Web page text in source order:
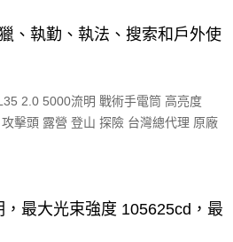
、執勤、執法、搜索和戶外使
最大光束強度 105625cd，最